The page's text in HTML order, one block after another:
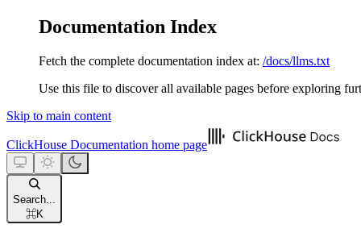
Documentation Index
Fetch the complete documentation index at: /docs/llms.txt
Use this file to discover all available pages before exploring
Skip to main content
ClickHouse Documentation home page
Search...
⌘K